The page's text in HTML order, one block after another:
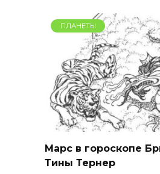
ПЛАНЕТЫ
Марс в гороскопе
Тины Тернер